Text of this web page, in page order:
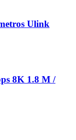
Ulink
8K 1.8 M /